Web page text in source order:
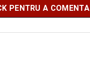
PENTRU A COMENTA